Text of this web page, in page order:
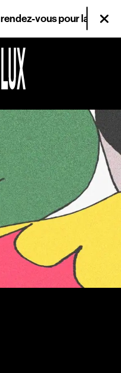
pour la réouverture
et signalement